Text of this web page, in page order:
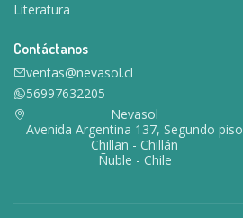
Literatura
Contáctanos
ventas@nevasol.cl
56997632205
Nevasol
Avenida Argentina 137, Segundo piso
Chillan - Chillán
Ñuble - Chile